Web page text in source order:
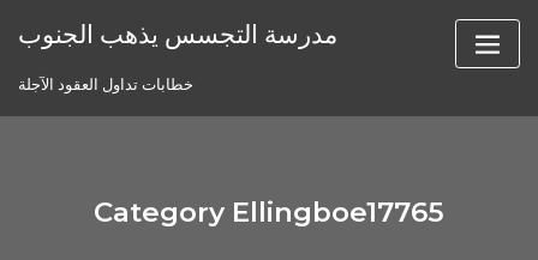
مدرسة التجسس يذهب الجنوب
خطابات تداول العقود الآجلة
Category Ellingboe17765